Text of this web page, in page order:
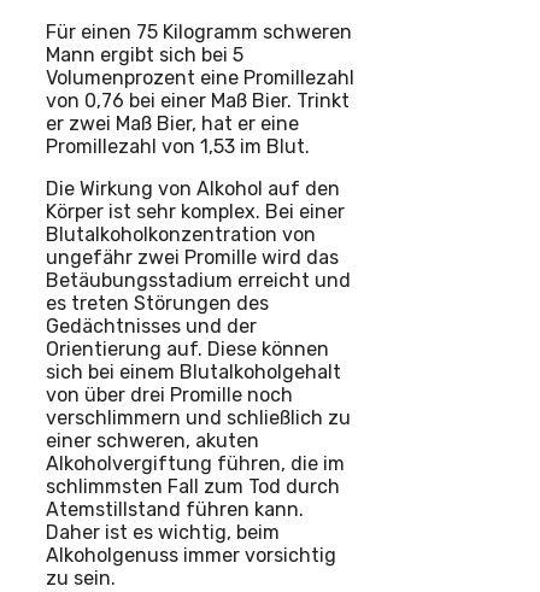
Für einen 75 Kilogramm schweren
Mann ergibt sich bei 5
Volumenprozent eine Promillezahl
von 0,76 bei einer Maß Bier. Trinkt
er zwei Maß Bier, hat er eine
Promillezahl von 1,53 im Blut.
Die Wirkung von Alkohol auf den
Körper ist sehr komplex. Bei einer
Blutalkoholkonzentration von
ungefähr zwei Promille wird das
Betäubungsstadium erreicht und
es treten Störungen des
Gedächtnisses und der
Orientierung auf. Diese können
sich bei einem Blutalkoholgehalt
von über drei Promille noch
verschlimmern und schließlich zu
einer schweren, akuten
Alkoholvergiftung führen, die im
schlimmsten Fall zum Tod durch
Atemstillstand führen kann.
Daher ist es wichtig, beim
Alkoholgenuss immer vorsichtig
zu sein.